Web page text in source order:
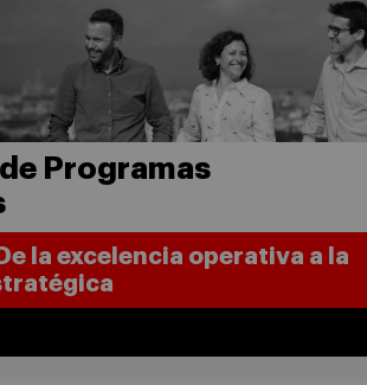
Programas
la excelencia operativa a la